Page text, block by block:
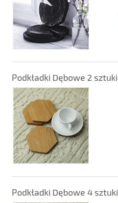
Podkładki Dębowe 2 sztuki
Podkładki Dębowe 4 sztuki